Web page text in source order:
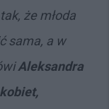
że młoda
sama, a w
Aleksandra